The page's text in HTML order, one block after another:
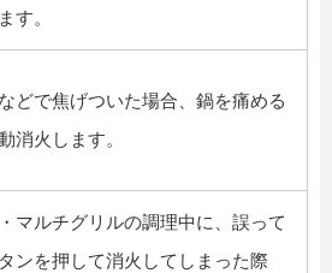
す。
どで焦げついた場合、鍋を痛める
消火します。
マルチグリルの調理中に、誤って
ンを押して消火してしまった際